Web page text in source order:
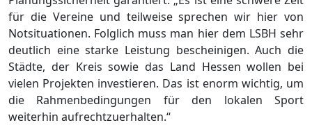
für die Vereine und teilweise sprechen wir hier von
Notsituationen. Folglich muss man hier dem LSBH sehr
deutlich eine starke Leistung bescheinigen. Auch die
Städte, der Kreis sowie das Land Hessen wollen bei
vielen Projekten investieren. Das ist enorm wichtig, um
die Rahmenbedingungen für den lokalen Sport
weiterhin aufrechtzuerhalten.“